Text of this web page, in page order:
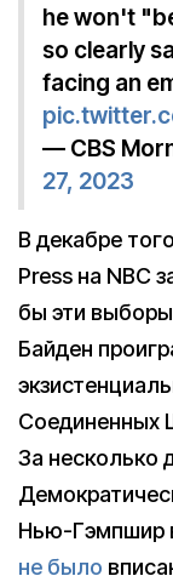
he won't
so clearly
facing an
— CBS
27, 2023
В декабре
Press на NBC
бы эти
Байден
Соединенных
За несколько
Нью-Гэмпшир
не было